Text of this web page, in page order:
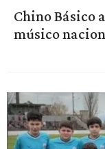
Chino Básico
músico